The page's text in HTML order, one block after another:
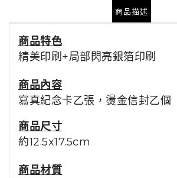
商品描述
商品特色
精美印刷+局部閃亮銀箔印刷
商品內容
寫真紀念卡乙張，燙金信封乙個
商品尺寸
約12.5x17.5cm
商品材質